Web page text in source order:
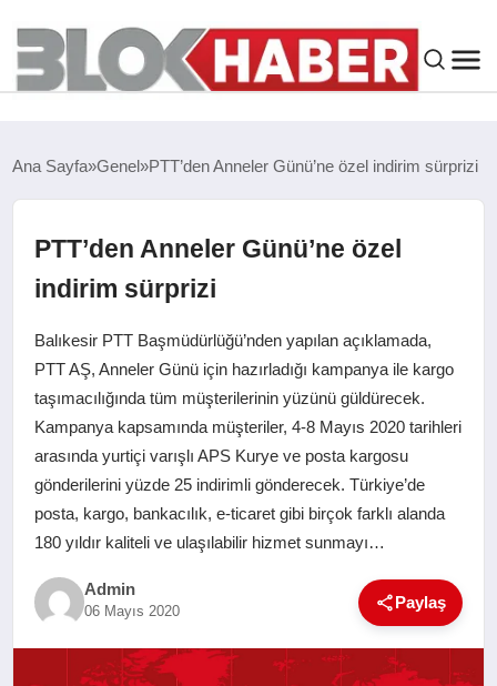
ASAYIŞ
EKONOMI
SAĞLIK
EĞITIM
YAŞAM
Ana Sayfa Genel PTT’den Anneler Günü’ne özel indirim sürprizi
PTT’den Anneler Günü’ne özel
indirim sürprizi
Balıkesir PTT Başmüdürlüğü’nden yapılan açıklamada,
PTT AŞ, Anneler Günü için hazırladığı kampanya ile kargo
taşımacılığında tüm müşterilerinin yüzünü güldürecek.
Kampanya kapsamında müşteriler, 4-8 Mayıs 2020 tarihleri
arasında yurtiçi varışlı APS Kurye ve posta kargosu
gönderilerini yüzde 25 indirimli gönderecek. Türkiye’de
posta, kargo, bankacılık, e-ticaret gibi birçok farklı alanda
180 yıldır kaliteli ve ulaşılabilir hizmet sunmayı…
Admin
06 Mayıs 2020 Paylaş